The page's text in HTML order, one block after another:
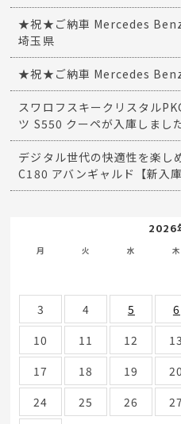
★祝★ご納車 Mercedes
埼玉県
★祝★ご納車 Mercedes
スワロフスキークリスタル
ツ S550 クーペが入庫しまし
デジタル世代の快適性を楽し
C180 アバンギャルド【新入庫
2026
月 火 水 木
3
4 5 6
10
11 12 13
17
18 19 20
24
25 26 27